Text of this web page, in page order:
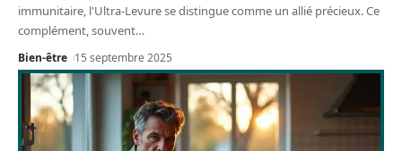
immunitaire, l'Ultra-Levure se distingue comme un allié précieux. Ce
complément, souvent…
Bien-être 15 septembre 2025